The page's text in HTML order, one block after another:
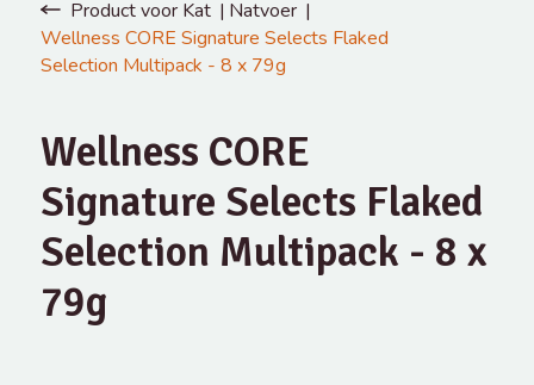
Product voor Kat
Natvoer
Wellness CORE Signature Selects Flaked
Selection Multipack - 8 x 79g
Wellness CORE
Signature Selects Flaked
Selection Multipack - 8 x
79g